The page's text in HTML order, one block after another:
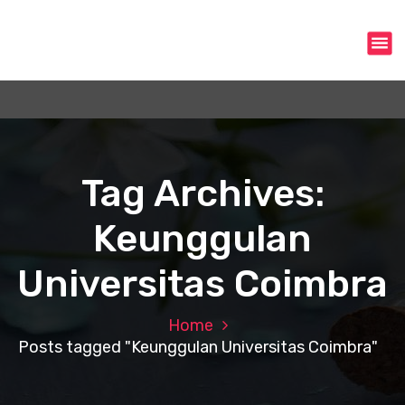
Tag Archives:
Keunggulan
Universitas Coimbra
Home
Posts tagged "Keunggulan Universitas Coimbra"